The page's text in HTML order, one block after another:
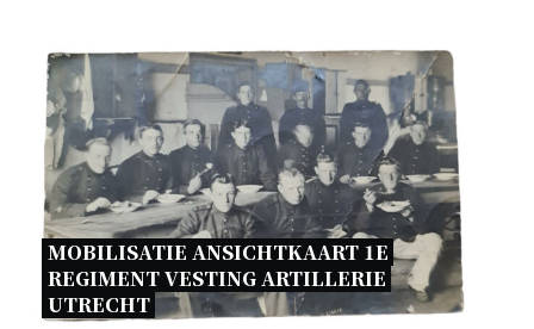
MOBILISATIE ANSICHTKAART 1E
REGIMENT VESTING ARTILLERIE
UTRECHT